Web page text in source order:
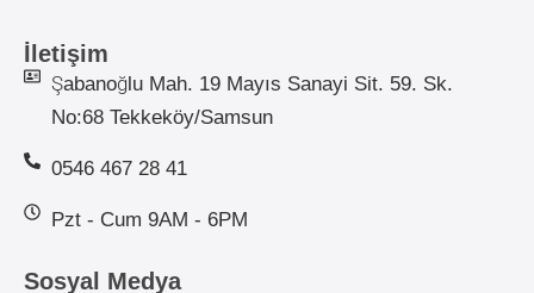
İletişim
Şabanoğlu Mah. 19 Mayıs Sanayi Sit. 59. Sk.
No:68 Tekkeköy/Samsun
0546 467 28 41
Pzt - Cum 9AM - 6PM
Sosyal Medya